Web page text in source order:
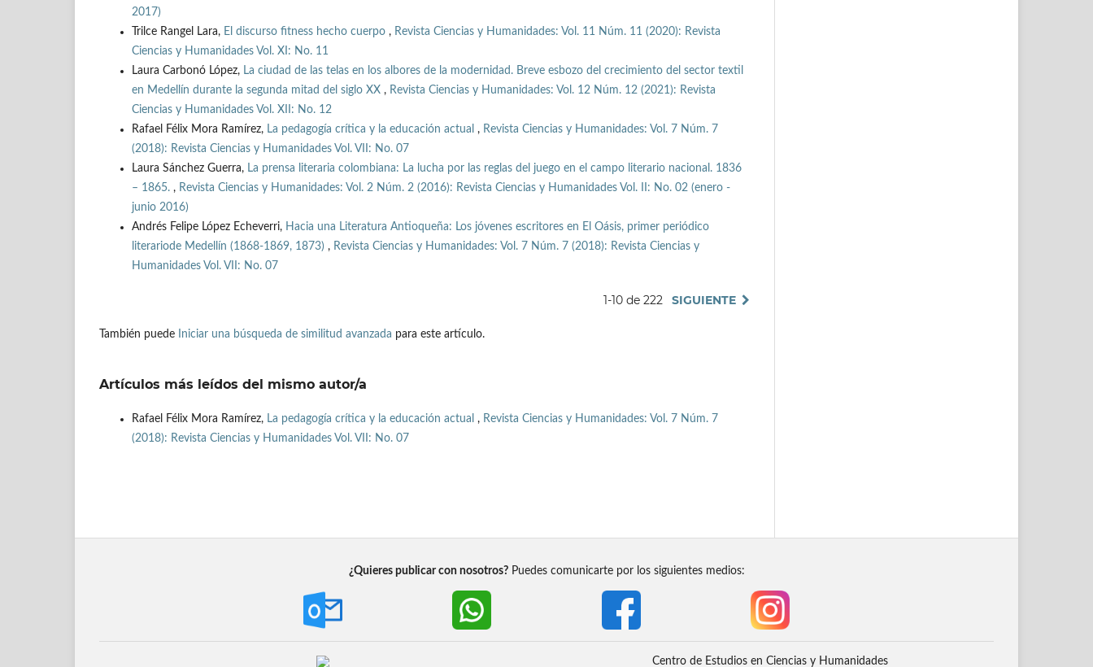
2017)
Trilce Rangel Lara, El discurso fitness hecho cuerpo , Revista Ciencias y Humanidades: Vol. 11 Núm. 11 (2020): Revista
Ciencias y Humanidades Vol. XI: No. 11
Laura Carbonó López, La ciudad de las telas en los albores de la modernidad. Breve esbozo del crecimiento del sector textil
en Medellín durante la segunda mitad del siglo XX , Revista Ciencias y Humanidades: Vol. 12 Núm. 12 (2021): Revista
Ciencias y Humanidades Vol. XII: No. 12
Rafael Félix Mora Ramírez, La pedagogía crítica y la educación actual , Revista Ciencias y Humanidades: Vol. 7 Núm. 7
(2018): Revista Ciencias y Humanidades Vol. VII: No. 07
Laura Sánchez Guerra, La prensa literaria colombiana: La lucha por las reglas del juego en el campo literario nacional. 1836
– 1865. , Revista Ciencias y Humanidades: Vol. 2 Núm. 2 (2016): Revista Ciencias y Humanidades Vol. II: No. 02 (enero -
junio 2016)
Andrés Felipe López Echeverri, Hacia una Literatura Antioqueña: Los jóvenes escritores en El Oásis, primer periódico
literariode Medellín (1868-1869, 1873) , Revista Ciencias y Humanidades: Vol. 7 Núm. 7 (2018): Revista Ciencias y
Humanidades Vol. VII: No. 07
1-10 de 222 SIGUIENTE
También puede Iniciar una búsqueda de similitud avanzada para este artículo.
Artículos más leídos del mismo autor/a
Rafael Félix Mora Ramírez, La pedagogía crítica y la educación actual , Revista Ciencias y Humanidades: Vol. 7 Núm. 7
(2018): Revista Ciencias y Humanidades Vol. VII: No. 07
¿Quieres publicar con nosotros?Puedes comunicarte por los siguientes medios:
Centro de Estudios en Ciencias y Humanidades